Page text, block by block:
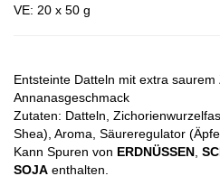
VE: 20 x 50 g
Entsteinte Datteln mit extra saurem
Annanasgeschmack
Zutaten: Datteln,
Shea), Aroma, Säureregulator
Kann Spuren von ERDNÜSSEN
SOJA enthalten.